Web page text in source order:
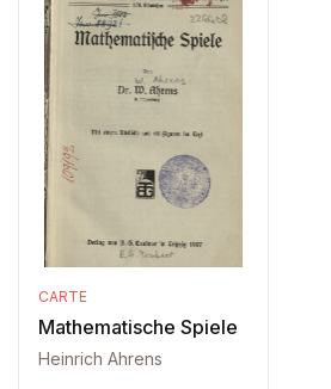
CARTE
Mathematische Spiele
Heinrich Ahrens